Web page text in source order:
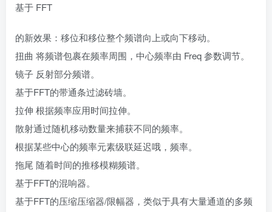
基于 FFT
的新效果：移位和移位整个频谱向上或向下移动。
扭曲 将频谱包裹在频率周围，中心频率由 Freq 参数调节。
镜子 反射部分频谱。
基于FFT的带通条过滤砖墙。
拉伸 根据频率应用时间拉伸。
散射通过随机移动数量来捕获不同的频率。
根据某些中心的频率元素级联延迟哦，频率。
拖尾 随着时间的推移模糊频谱。
基于FFT的混响器。
基于FFT的压缩压缩器/限幅器，类似于具有大量通道的多频